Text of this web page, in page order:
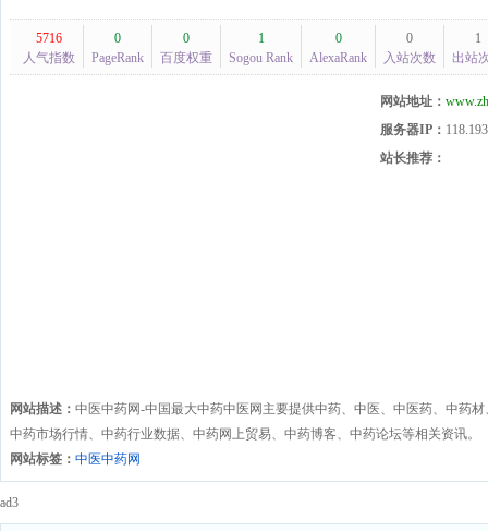
5716
人气指数
0
PageRank
0
百度权重
1
Sogou Rank
0
AlexaRank
0
入站次数
1
出站
网站地址：
服务器IP：
站长推荐：
网站描述： 中医中药网-中国最大中药中医网主要提供中药、中医、中医药、中药
中药市场行情、中药行业数据、中药网上贸易、中药博客、中药论坛等相关资讯。
网站标签： 中医中药网
ad3